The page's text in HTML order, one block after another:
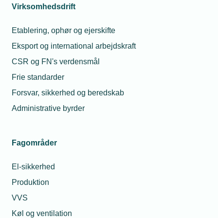
Virksomhedsdrift
Etablering, ophør og ejerskifte
Eksport og international arbejdskraft
CSR og FN's verdensmål
Frie standarder
Forsvar, sikkerhed og beredskab
Administrative byrder
Fagområder
El-sikkerhed
Produktion
VVS
Køl og ventilation
arbejde med robotter ved
inspirationen fra robotcellen skal
frigøre hænder til andre opgaver.